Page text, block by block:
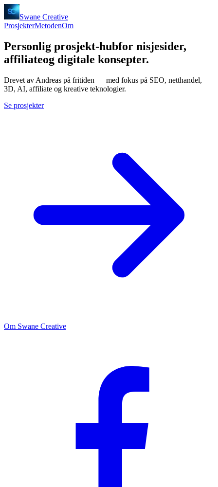
Swane Creative
ProsjekterMetodenOm
Personlig prosjekt-hubfor nisjesider,
affiliateog digitale konsepter.
Drevet av Andreas på fritiden — med fokus på SEO, netthandel,
3D, AI, affiliate og kreative teknologier.
Se prosjekter
Om Swane Creative